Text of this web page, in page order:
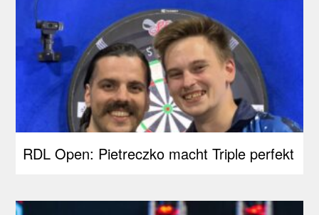
RDL Open: Pietreczko macht Triple perfekt